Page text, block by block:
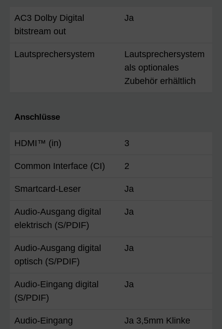
AC3 Dolby Digital
bitstream out
Ja
Lautsprechersystem
Lautsprechersystem
als optionales
Zubehör erhältlich
Anschlüsse
HDMI™ (in) 3
Common Interface (CI) 2
Smartcard-Leser Ja
Audio-Ausgang digital
elektrisch (S/PDIF)
Ja
Audio-Ausgang digital
optisch (S/PDIF)
Ja
Audio-Eingang digital
(S/PDIF)
Ja
Audio-Eingang
Ja 3,5mm Klinke